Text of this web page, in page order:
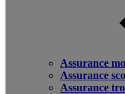
Assurance
Assurance
Assurance